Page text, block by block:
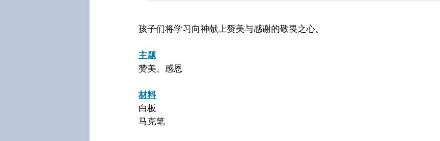
孩子们将学习向神献上赞美与感谢的敬畏之心。
主题
赞美、感恩
材料
白板
马克笔